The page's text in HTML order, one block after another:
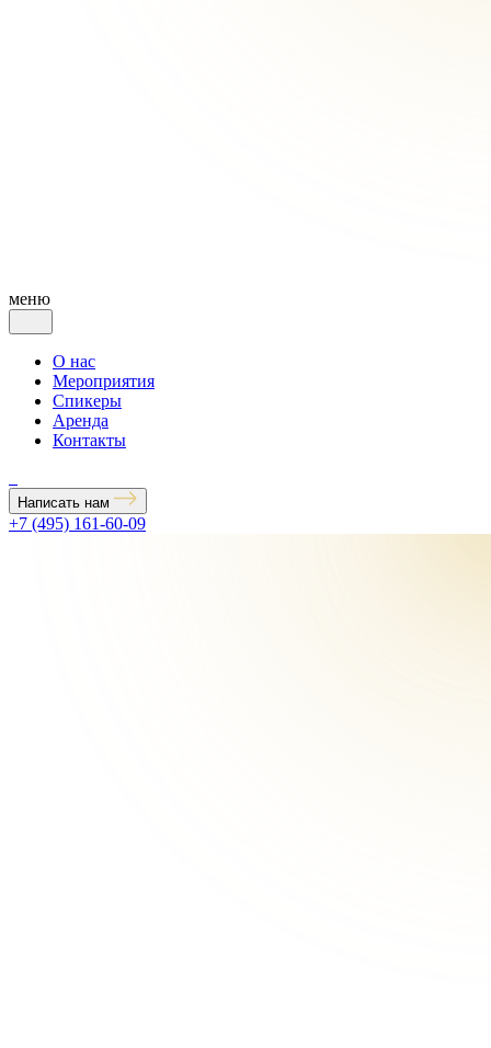
меню
О нас
Мероприятия
Спикеры
Аренда
Контакты
Написать нам
+7 (495) 161-60-09